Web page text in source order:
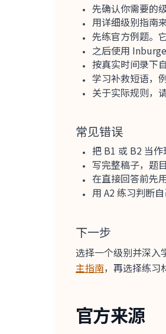
先确认你需要的
用详细级别指南
先练官方例题。
之后使用
按真实时间录下
学习补救短语，
关于实际规则，
常见错误
把 B1 或 B2 当
写完整稿子，题
在直接回答前先
用 A2 练习判断
下一步
选择一个级别并深入
主指南，再选择练习
官方来源